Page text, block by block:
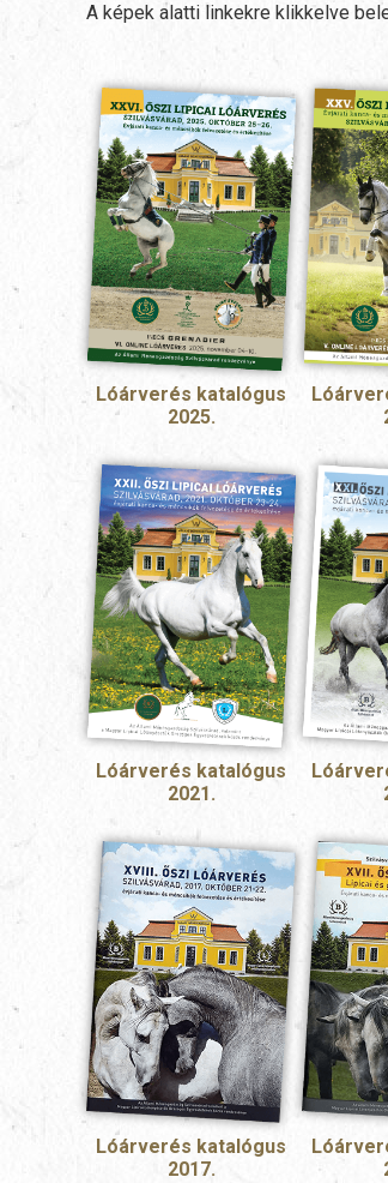
A képek alatti linkekre klikkelve
Lóárverés katalógus
2025.
Lóárverés katalógus
2021.
Lóárverés katalógus
2017.